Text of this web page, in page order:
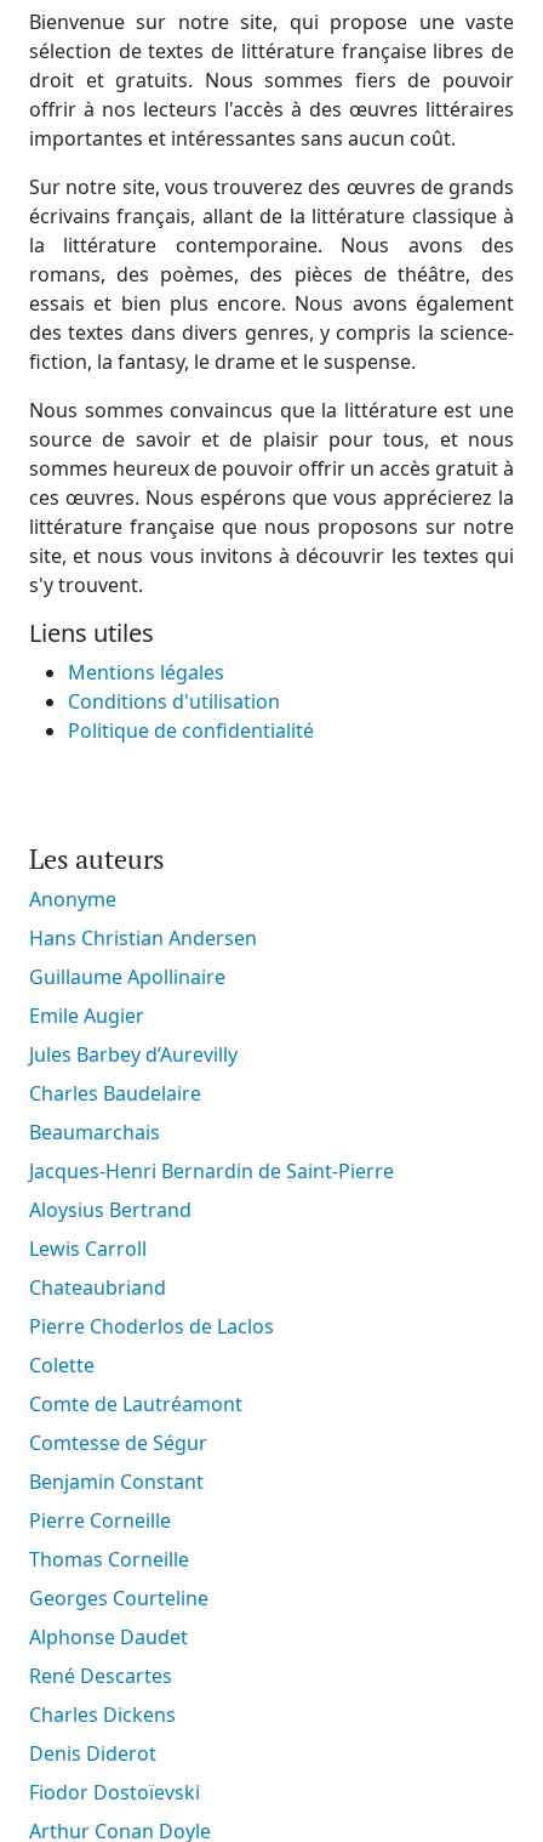
Bienvenue sur notre site, qui propose une vaste
sélection de textes de littérature française libres de
droit et gratuits. Nous sommes fiers de pouvoir
offrir à nos lecteurs l'accès à des œuvres littéraires
importantes et intéressantes sans aucun coût.
Sur notre site, vous trouverez des œuvres de grands
écrivains français, allant de la littérature classique à
la littérature contemporaine. Nous avons des
romans, des poèmes, des pièces de théâtre, des
essais et bien plus encore. Nous avons également
des textes dans divers genres, y compris la science-
fiction, la fantasy, le drame et le suspense.
Nous sommes convaincus que la littérature est une
source de savoir et de plaisir pour tous, et nous
sommes heureux de pouvoir offrir un accès gratuit à
ces œuvres. Nous espérons que vous apprécierez la
littérature française que nous proposons sur notre
site, et nous vous invitons à découvrir les textes qui
s'y trouvent.
Liens utiles
Mentions légales
Conditions d'utilisation
Politique de confidentialité
Les auteurs
Anonyme
Hans Christian Andersen
Guillaume Apollinaire
Emile Augier
Jules Barbey d’Aurevilly
Charles Baudelaire
Beaumarchais
Jacques-Henri Bernardin de Saint-Pierre
Aloysius Bertrand
Lewis Carroll
Chateaubriand
Pierre Choderlos de Laclos
Colette
Comte de Lautréamont
Comtesse de Ségur
Benjamin Constant
Pierre Corneille
Thomas Corneille
Georges Courteline
Alphonse Daudet
René Descartes
Charles Dickens
Denis Diderot
Fiodor Dostoïevski
Arthur Conan Doyle